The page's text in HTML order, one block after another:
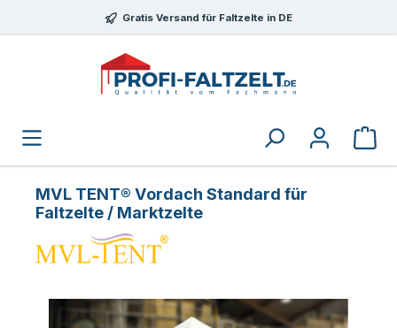
Zum Hauptinhalt springenGratis Versand für Faltzelte in DE
MVL TENT® Vordach Standard für
Faltzelte / Marktzelte
Bildergalerie überspringen